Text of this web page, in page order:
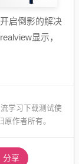
启倒影的解决
显示，
学习下载测试使
作者所有。
分享